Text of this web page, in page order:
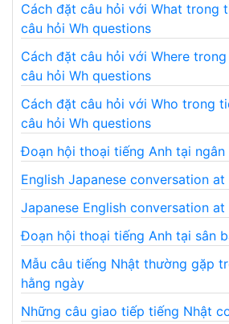
Cách đặt câu hỏi với What trong
câu hỏi Wh questions
Cách đặt câu hỏi với Where
câu hỏi Wh questions
Cách đặt câu hỏi với Who trong
câu hỏi Wh questions
Đoạn hội thoại tiếng Anh tại ngân
English Japanese conversation
Japanese English conversation
Đoạn hội thoại tiếng Anh tại sân
Mẫu câu tiếng Nhật thường gặp
hằng ngày
Những câu giao tiếp tiếng Nhật